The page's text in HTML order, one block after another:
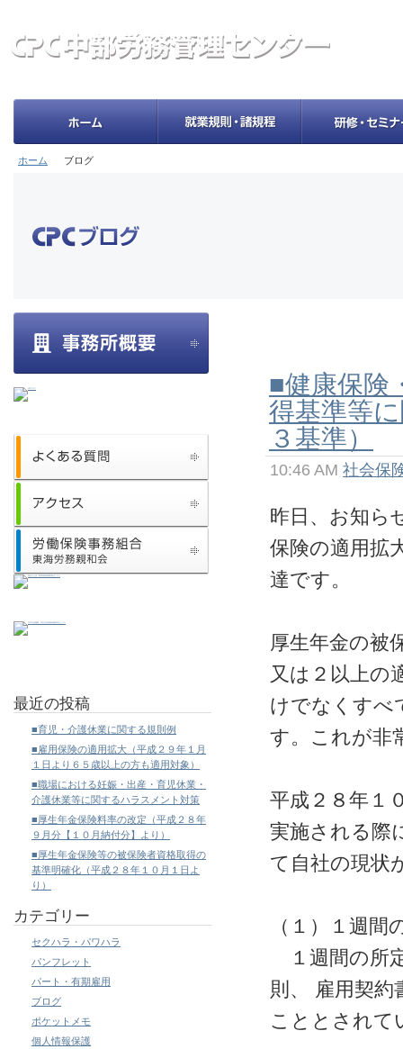
ホーム ブログ
■健康保険
得基準等
３基準）
10:46 AM 社会保
昨日、お知ら
保険の適用拡
達です。
厚生年金の被
又は２以上の
けでなくすべ
す。これが非
平成２８年１
実施される際
て自社の現状
（１）１週
１週間の所
則、 雇用契
こととされて
最近の投稿
■育児・介護休業に関する規則例
■雇用保険の適用拡大（平成２９年１月
１日より６５歳以上の方も適用対象）
■職場における妊娠・出産・育児休業・
介護休業等に関するハラスメント対策
■厚生年金保険料率の改定（平成２８年
９月分【１０月納付分】より）
■厚生年金保険等の被保険者資格取得の
基準明確化（平成２８年１０月１日よ
り）
カテゴリー
セクハラ・パワハラ
パンフレット
パート・有期雇用
ブログ
ポケットメモ
個人情報保護